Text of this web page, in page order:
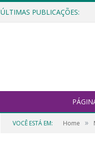
ÚLTIMAS PUBLICAÇÕES:
VOCÊ ESTÁ EM: Home »